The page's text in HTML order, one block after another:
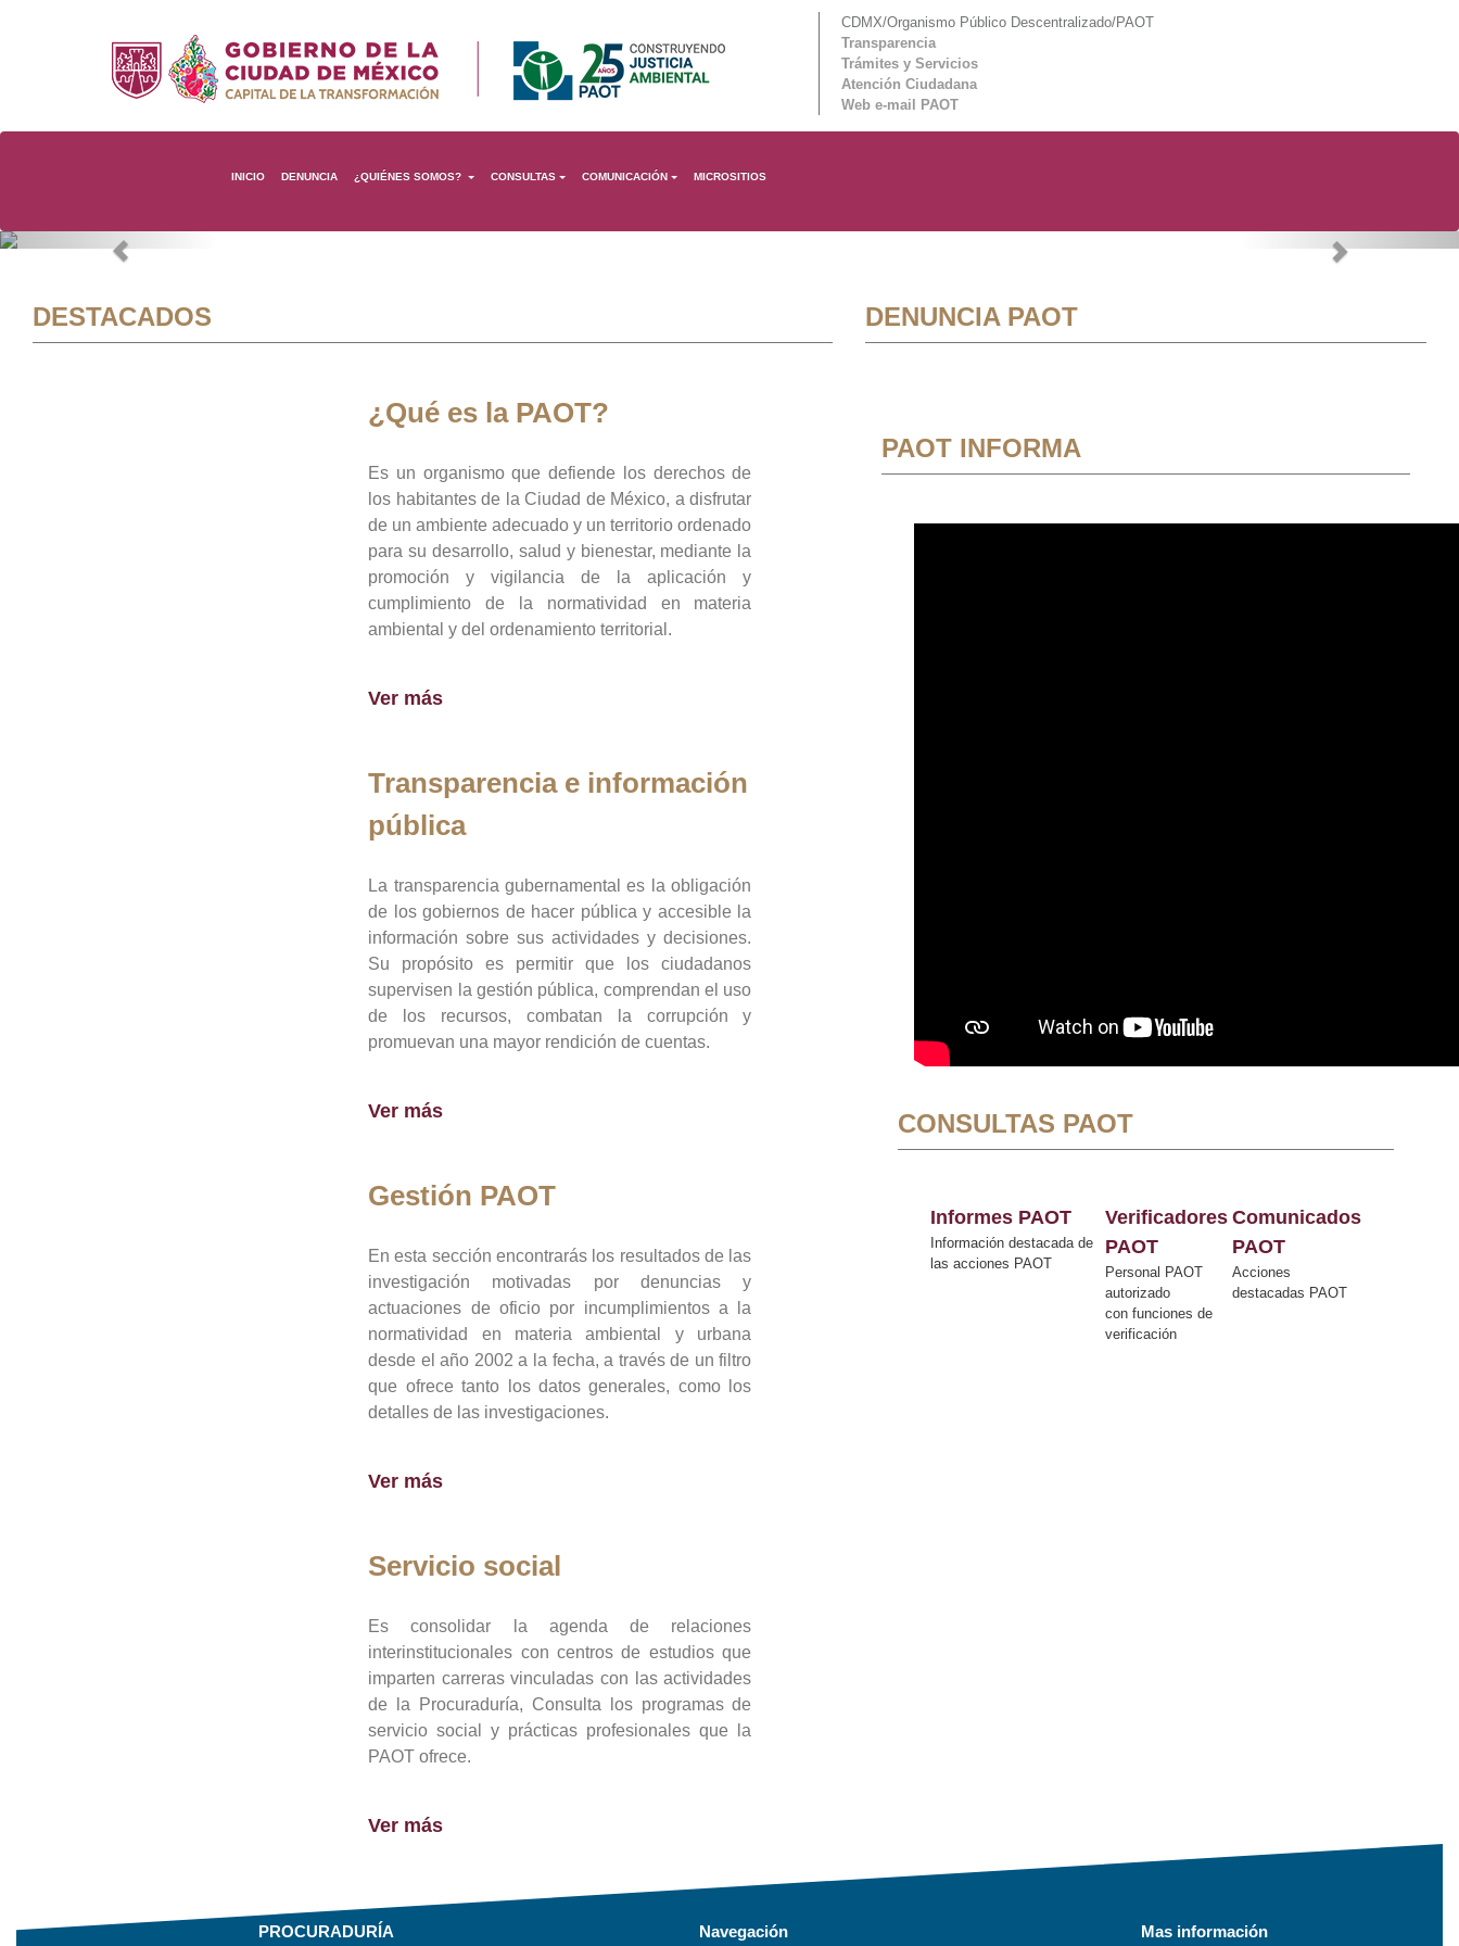
CDMX/Organismo Público Descentralizado/PAOT
Transparencia
Trámites y Servicios
Atención Ciudadana
Web e-mail PAOT
INICIO DENUNCIA ¿QUIÉNES SOMOS? CONSULTAS COMUNICACIÓN MICROSITIOS
Previous Next
DESTACADOS
¿Qué es la PAOT?
Es un organismo que defiende los derechos de
los habitantes de la Ciudad de México, a disfrutar
de un ambiente adecuado y un territorio ordenado
para su desarrollo, salud y bienestar, mediante la
promoción y vigilancia de la aplicación y
cumplimiento de la normatividad en materia
ambiental y del ordenamiento territorial.
Ver más
Transparencia e información
pública
La transparencia gubernamental es la obligación
de los gobiernos de hacer pública y accesible la
información sobre sus actividades y decisiones.
Su propósito es permitir que los ciudadanos
supervisen la gestión pública, comprendan el uso
de los recursos, combatan la corrupción y
promuevan una mayor rendición de cuentas.
Ver más
Gestión PAOT
En esta sección encontrarás los resultados de las
investigación motivadas por denuncias y
actuaciones de oficio por incumplimientos a la
normatividad en materia ambiental y urbana
desde el año 2002 a la fecha, a través de un filtro
que ofrece tanto los datos generales, como los
detalles de las investigaciones.
Ver más
Servicio social
Es consolidar la agenda de relaciones
interinstitucionales con centros de estudios que
imparten carreras vinculadas con las actividades
de la Procuraduría, Consulta los programas de
servicio social y prácticas profesionales que la
PAOT ofrece.
Ver más
DENUNCIA PAOT
PAOT INFORMA
CONSULTAS PAOT
Informes PAOT
Información destacada de
las acciones PAOT
Verificadores
PAOT
Personal PAOT
autorizado
con funciones de
verificación
Comunicados
PAOT
Acciones
destacadas PAOT
PROCURADURÍA Navegación Mas información